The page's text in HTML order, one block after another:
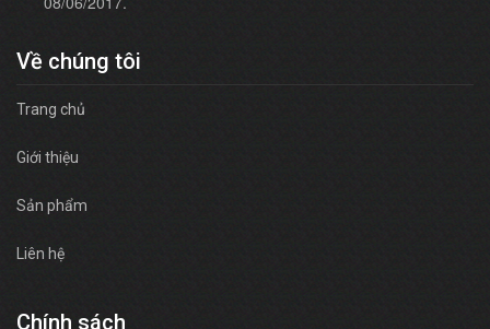
Về chúng tôi
Trang chủ
Giới thiệu
Sản phẩm
Liên hệ
Chính sách